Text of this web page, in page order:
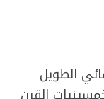
الطويل